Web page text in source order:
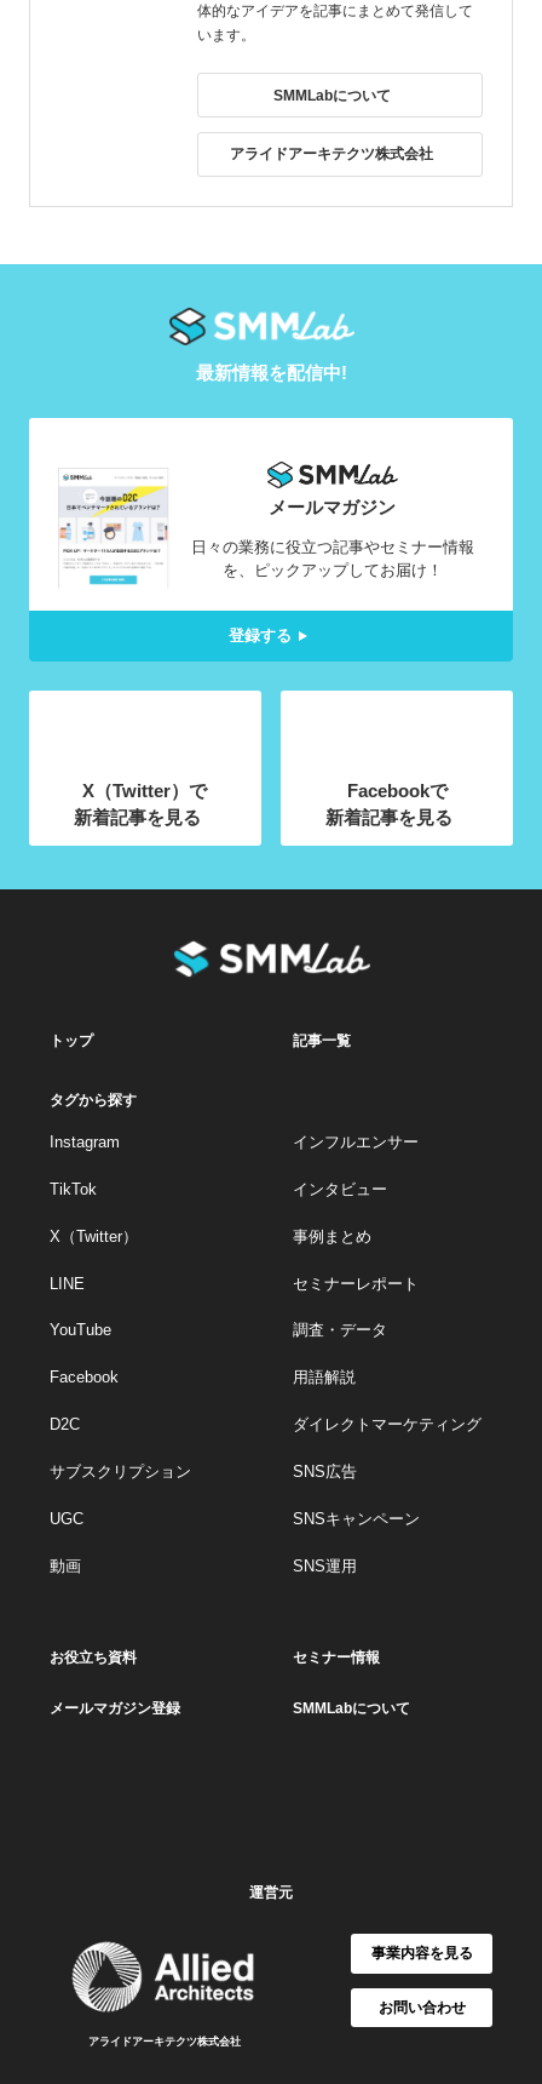
体的なアイデアを記事にまとめて発信して
います。
SMMLabについて
アライドアーキテクツ株式会社
最新情報を配信中!
メールマガジン
日々の業務に役立つ記事やセミナー情報
を、ピックアップしてお届け！
登録する
X（Twitter）で
新着記事を見る
Facebookで
新着記事を見る
トップ 記事一覧
タグから探す
Instagram
TikTok
X（Twitter）
LINE
YouTube
Facebook
D2C
サブスクリプション
UGC
動画
インフルエンサー
インタビュー
事例まとめ
セミナーレポート
調査・データ
用語解説
ダイレクトマーケティング
SNS広告
SNSキャンペーン
SNS運用
お役立ち資料 セミナー情報
メールマガジン登録 SMMLabについて
運営元
アライドアーキテクツ株式会社
事業内容を見る
お問い合わせ